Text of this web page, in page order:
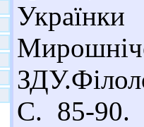
С. 85-90.